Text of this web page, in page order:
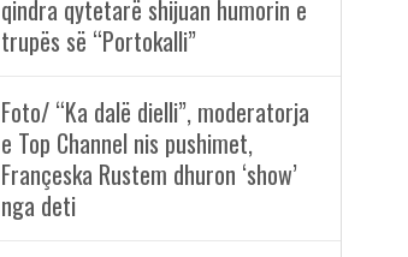
qindra qytetarë shijuan humorin e
trupës së “Portokalli”
Foto/ “Ka dalë dielli”, moderatorja
e Top Channel nis pushimet,
Françeska Rustem dhuron ‘show’
nga deti